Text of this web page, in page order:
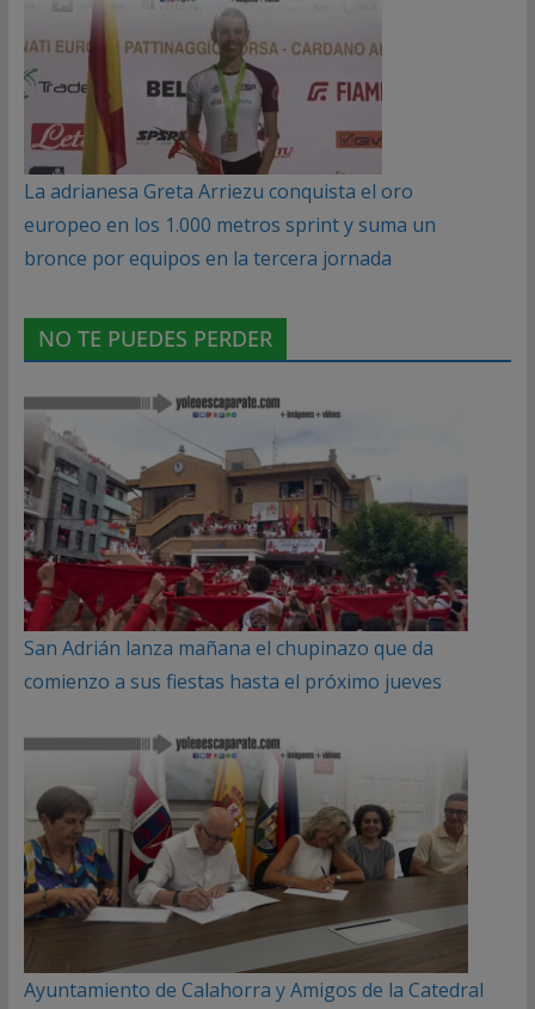
La adrianesa Greta Arriezu conquista el oro
europeo en los 1.000 metros sprint y suma un
bronce por equipos en la tercera jornada
NO TE PUEDES PERDER
San Adrián lanza mañana el chupinazo que da
comienzo a sus fiestas hasta el próximo jueves
Ayuntamiento de Calahorra y Amigos de la Catedral